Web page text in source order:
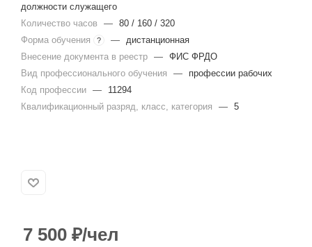
должности служащего
Количество часов
— 80 / 160 / 320
Форма обучения
? —
дистанционная
Внесение документа в реестр — ФИС ФРДО
Вид профессионального обучения
—
профессии рабочих
Код профессии —
11294
Квалификационный разряд, класс, категория
— 5
7 500 ₽/чел